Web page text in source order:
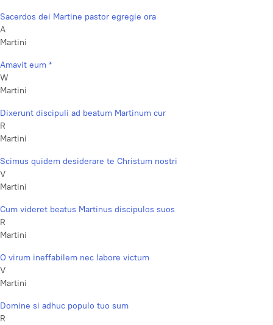
Sacerdos dei Martine pastor egregie ora
A
Martini
Amavit eum *
W
Martini
Dixerunt discipuli ad beatum Martinum cur
R
Martini
Scimus quidem desiderare te Christum nostri
V
Martini
Cum videret beatus Martinus discipulos suos
R
Martini
O virum ineffabilem nec labore victum
V
Martini
Domine si adhuc populo tuo sum
R